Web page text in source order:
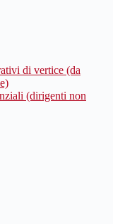
di vertice (da
(dirigenti non